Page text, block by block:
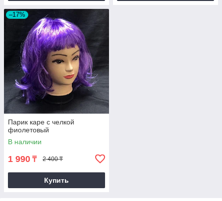
–17%
Парик каре с челкой
фиолетовый
В наличии
1 990 ₸ 2 400 ₸
Купить